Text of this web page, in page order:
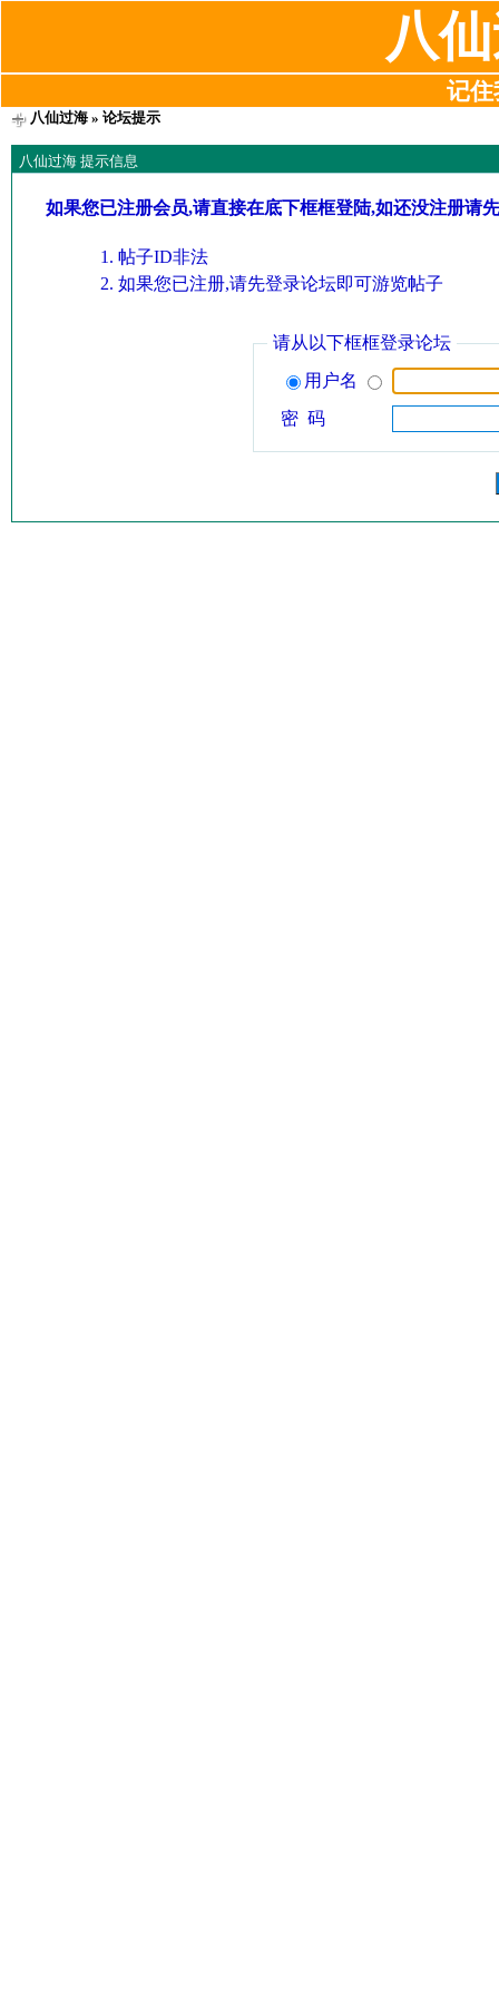
八
记住
八仙过海» 论坛提示
八仙过海 提示信息
如果您已注册会员,请直接在底下框框登陆,如还没注册请
帖子ID非法
如果您已注册,请先登录论坛即可游览帖子
请从以下框框登录论坛
用户名
密 码